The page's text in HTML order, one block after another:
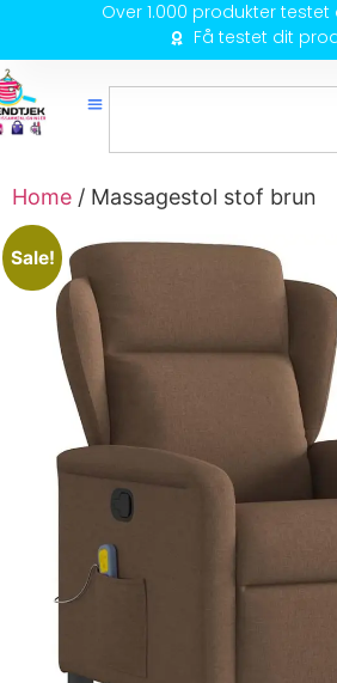
Over 1.000 produkter
Få testet dit
Home / Massagestol stof brun
Sale!